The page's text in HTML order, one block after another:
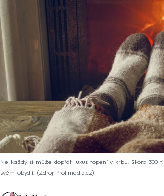
Ne každý si může dopřát luxus topení v krbu. Skoro 300
svém obydlí.
Zdroj: Profimedia.cz